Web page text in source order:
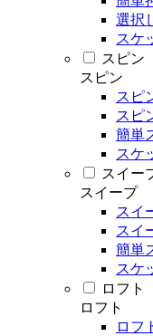
選択
スケ
スピン
スピン
スピ
スピ
簡単
スケ
スイー
スイープ
スイ
スイ
簡単
スケ
ロフト
ロフト
ロフ